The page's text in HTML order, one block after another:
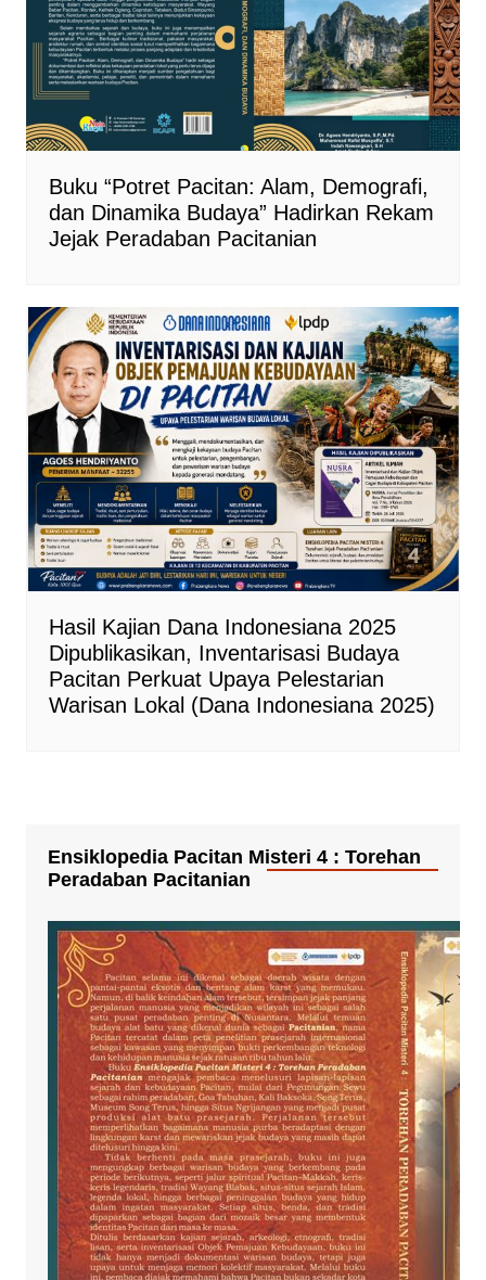
Buku “Potret Pacitan: Alam, Demografi,
dan Dinamika Budaya” Hadirkan Rekam
Jejak Peradaban Pacitanian
Hasil Kajian Dana Indonesiana 2025
Dipublikasikan, Inventarisasi Budaya
Pacitan Perkuat Upaya Pelestarian
Warisan Lokal (Dana Indonesiana 2025)
Ensiklopedia Pacitan Misteri 4 : Torehan
Peradaban Pacitanian